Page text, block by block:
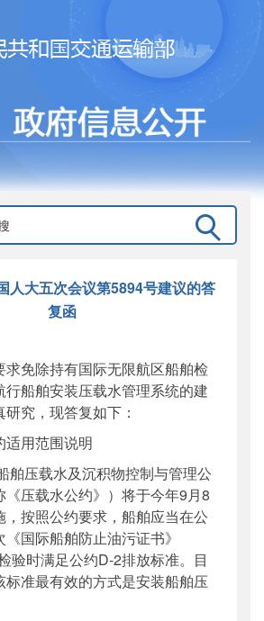
人大五次会议第5894号建议的答
复函
求免除持有国际无限航区船舶检
行船舶安装压载水管理系统的建
究，现答复如下：
适用范围说明
舶压载水及沉积物控制与管理公
《压载水公约》）将于今年9月8
，按照公约要求，船舶应当在公
国际船舶防止油污证书》
验时满足公约D-2排放标准。目
标准最有效的方式是安装船舶压